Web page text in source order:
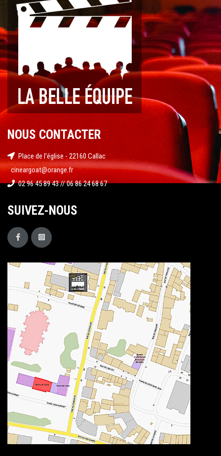
NOUS CONTACTER
Place de l'église - 22160 Callac
cineargoat@orange.fr
02 96 45 89 43 // 06 86 24 68 67
SUIVEZ-NOUS